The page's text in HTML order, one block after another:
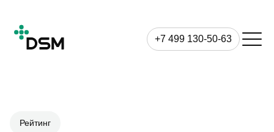
+7 499 130-50-63
Рейтинг